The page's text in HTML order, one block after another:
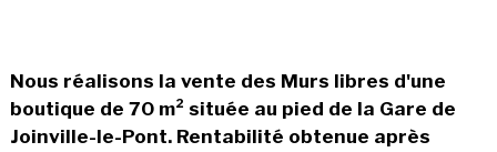
Nous réalisons la vente des Murs libres d'une
boutique de 70 m² située au pied de la Gare de
Joinville-le-Pont. Rentabilité obtenue après